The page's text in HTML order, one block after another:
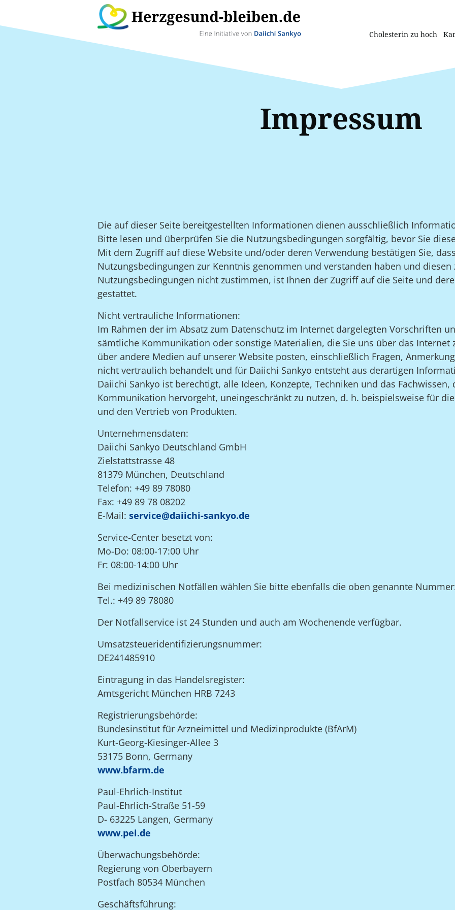
Cholesterin zu hoch
Impressum
Die auf dieser Seite bereitgestellten Informationen dienen ausschließlich
Bitte lesen und überprüfen Sie die Nutzungsbedingungen sorgfältig, bevor Sie
Mit dem Zugriff auf diese Website und/oder deren Verwendung bestätigen Sie,
Nutzungsbedingungen zur Kenntnis genommen und verstanden haben und
Nutzungsbedingungen nicht zustimmen, ist Ihnen der Zugriff auf die Seite und
gestattet.
Nicht vertrauliche Informationen:
Im Rahmen der im Absatz zum Datenschutz im Internet dargelegten Vorschriften
sämtliche Kommunikation oder sonstige Materialien, die Sie uns über das Internet
über andere Medien auf unserer Website posten, einschließlich Fragen,
nicht vertraulich behandelt und für Daiichi Sankyo entsteht aus derartigen
Daiichi Sankyo ist berechtigt, alle Ideen, Konzepte, Techniken und das Fachwissen,
Kommunikation hervorgeht, uneingeschränkt zu nutzen, d. h. beispielsweise für
und den Vertrieb von Produkten.
Unternehmensdaten:
Daiichi Sankyo Deutschland GmbH
Zielstattstrasse 48
81379 München, Deutschland
Telefon: +49 89 78080
Fax: +49 89 78 08202
E-Mail: service@daiichi-sankyo.de
Service-Center besetzt von:
Mo-Do: 08:00-17:00 Uhr
Fr: 08:00-14:00 Uhr
Bei medizinischen Notfällen wählen Sie bitte ebenfalls die oben genannte
Tel.: +49 89 78080
Der Notfallservice ist 24 Stunden und auch am Wochenende verfügbar.
Umsatzsteueridentifizierungsnummer:
DE241485910
Eintragung in das Handelsregister:
Amtsgericht München HRB 7243
Registrierungsbehörde:
Bundesinstitut für Arzneimittel und Medizinprodukte (BfArM)
Kurt-Georg-Kiesinger-Allee 3
53175 Bonn, Germany
www.bfarm.de
Paul-Ehrlich-Institut
Paul-Ehrlich-Straße 51-59
D- 63225 Langen, Germany
www.pei.de
Überwachungsbehörde:
Regierung von Oberbayern
Postfach 80534 München
Geschäftsführung: